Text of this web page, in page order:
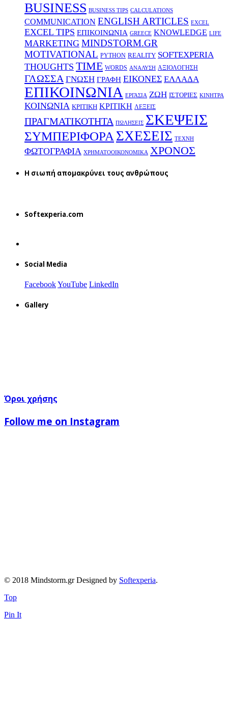
BUSINESS BUSINESS TIPS CALCULATIONS
COMMUNICATION ENGLISH ARTICLES EXCEL
EXCEL TIPS EΠΙΚΟΙΝΩΝΙΑ GREECE KNOWLEDGE LIFE
MARKETING MINDSTORM.GR
MOTIVATIONAL PYTHON REALITY SOFTEXPERIA
THOUGHTS TIME WORDS ΑΝΑΛΥΣΗ ΑΞΙΟΛΟΓΗΣΗ
ΓΛΩΣΣΑ ΓΝΩΣΗ ΓΡΑΦΗ ΕΙΚΟΝΕΣ ΕΛΛΑΔΑ
ΕΠΙΚΟΙΝΩΝΙΑ ΕΡΓΑΣΙΑ ΖΩΗ ΙΣΤΟΡΙΕΣ ΚΙΝΗΤΡΑ
ΚΟΙΝΩΝΙΑ ΚΡΙΤΙΚΗ ΚΡΙΤΙΚΗ ΛΕΞΕΙΣ
ΠΡΑΓΜΑΤΙΚΟΤΗΤΑ ΠΩΛΗΣΕΙΣ ΣΚΕΨΕΙΣ
ΣΥΜΠΕΡΙΦΟΡΑΣΧΕΣΕΙΣ ΤΕΧΝΗ
ΦΩΤΟΓΡΑΦΙΑ ΧΡΗΜΑΤΟΟΙΚΟΝΟΜΙΚΑ ΧΡΟΝΟΣ
H σιωπή απομακρύνει τους ανθρώπους
Softexperia.com
Social Media
FacebookYouTube LinkedIn
Gallery
Όροι χρήσης
Follow me on Instagram
© 2018 Mindstorm.gr Designed by Softexperia.
Top
Pin It